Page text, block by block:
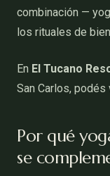
combinación —
los rituales de
En El Tucano
San Carlos,
Por qué
se